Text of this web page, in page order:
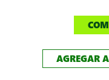
AGREGAR